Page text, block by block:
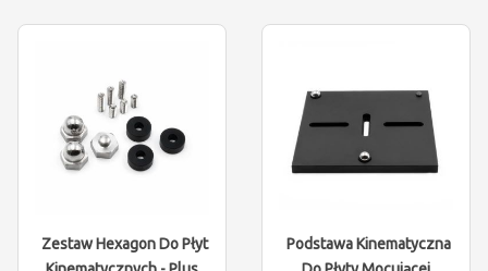
Zestaw Hexagon Do Płyt
Podstawa Kinematyczna